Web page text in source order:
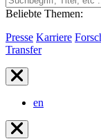
Beliebte Themen:
Presse Karriere
Transfer
en